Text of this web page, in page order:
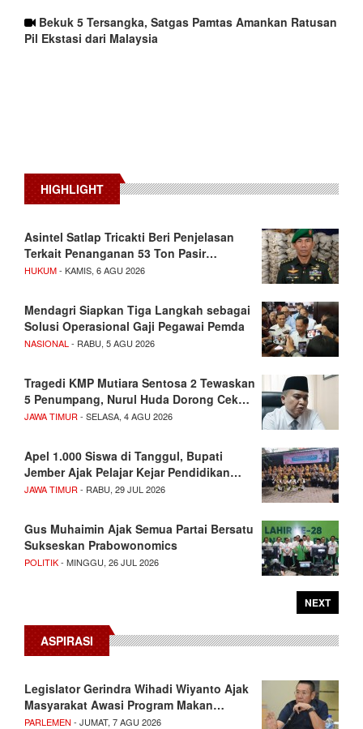
Bekuk 5 Tersangka, Satgas Pamtas Amankan Ratusan
Pil Ekstasi dari Malaysia
HIGHLIGHT
Asintel Satlap Tricakti Beri Penjelasan
Terkait Penanganan 53 Ton Pasir…
HUKUM- KAMIS, 6 AGU 2026
Mendagri Siapkan Tiga Langkah sebagai
Solusi Operasional Gaji Pegawai Pemda
NASIONAL - RABU, 5 AGU 2026
Tragedi KMP Mutiara Sentosa 2 Tewaskan
5 Penumpang, Nurul Huda Dorong Cek…
JAWA TIMUR - SELASA, 4 AGU 2026
Apel 1.000 Siswa di Tanggul, Bupati
Jember Ajak Pelajar Kejar Pendidikan…
JAWA TIMUR - RABU, 29 JUL 2026
Gus Muhaimin Ajak Semua Partai Bersatu
Sukseskan Prabowonomics
POLITIK- MINGGU, 26 JUL 2026
NEXT
ASPIRASI
Legislator Gerindra Wihadi Wiyanto Ajak
Masyarakat Awasi Program Makan…
PARLEMEN - JUMAT, 7 AGU 2026